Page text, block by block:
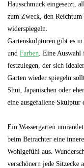
Hausschmuck eingesetzt,
zum Zweck, den Reichtum
widerspiegeln.
Gartenskulpturen gibt es
und Farben. Eine Auswahl
festzulegen, der sich
Garten wieder spiegeln
Shui, Japanischen oder
eine ausgefallene
Ein Wassergarten
beim Betrachter eine
Wohlgefühl aus.
verschönern jede Sitzecke